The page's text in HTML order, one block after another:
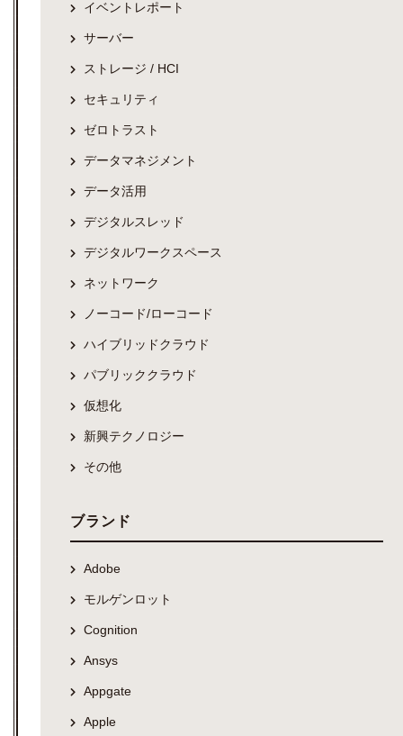
イベントレポート
サーバー
ストレージ / HCI
セキュリティ
ゼロトラスト
データマネジメント
データ活用
デジタルスレッド
デジタルワークスペース
ネットワーク
ノーコード/ローコード
ハイブリッドクラウド
パブリッククラウド
仮想化
新興テクノロジー
その他
ブランド
Adobe
モルゲンロット
Cognition
Ansys
Appgate
Apple